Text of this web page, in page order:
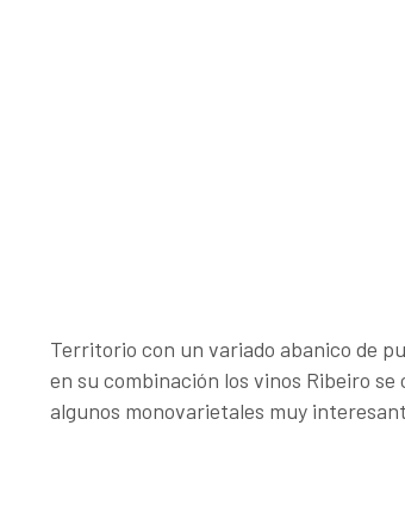
Territorio con un variado abanico de
en su combinación los vinos Ribeiro
algunos monovarietales muy